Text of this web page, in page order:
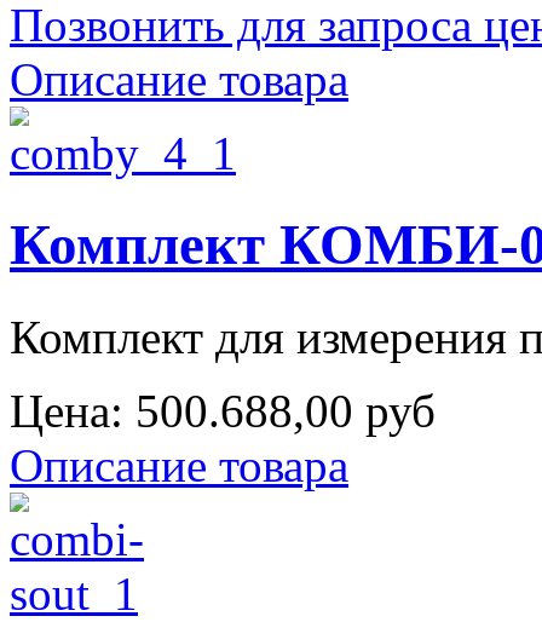
Позвонить для запроса
Описание товара
Комплект КОМБИ-
Комплект для измерения
Цена: 500.688,00 руб
Описание товара